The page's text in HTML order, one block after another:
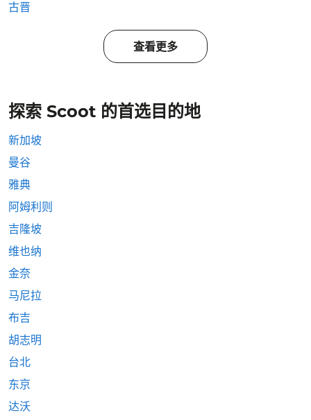
古晋
查看更多
探索 Scoot 的首选目的地
新加坡
曼谷
雅典
阿姆利则
吉隆坡
维也纳
金奈
马尼拉
布吉
胡志明
台北
东京
达沃